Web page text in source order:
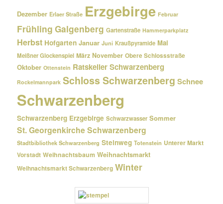
Dezember Erlaer Straße Erzgebirge Februar
Frühling Galgenberg Gartenstraße Hammerparkplatz
Herbst Hofgarten Januar Juni Kraußpyramide Mai
Meißner Glockenspiel März November Obere Schlossstraße
Oktober Ottenstein Ratskeller Schwarzenberg
Rockelmannpark Schloss Schwarzenberg Schnee
Schwarzenberg
Schwarzenberg Erzgebirge Schwarzwasser Sommer
St. Georgenkirche Schwarzenberg
Stadtbibliothek Schwarzenberg Steinweg Totenstein Unterer Markt
Vorstadt Weihnachtsbaum Weihnachtsmarkt
Weihnachtsmarkt Schwarzenberg Winter